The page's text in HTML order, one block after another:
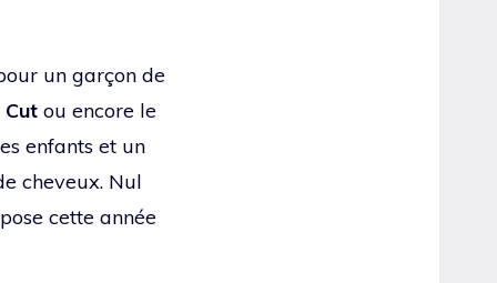
un garçon de
Cut ou encore le
enfants et un
cheveux. Nul
cette année